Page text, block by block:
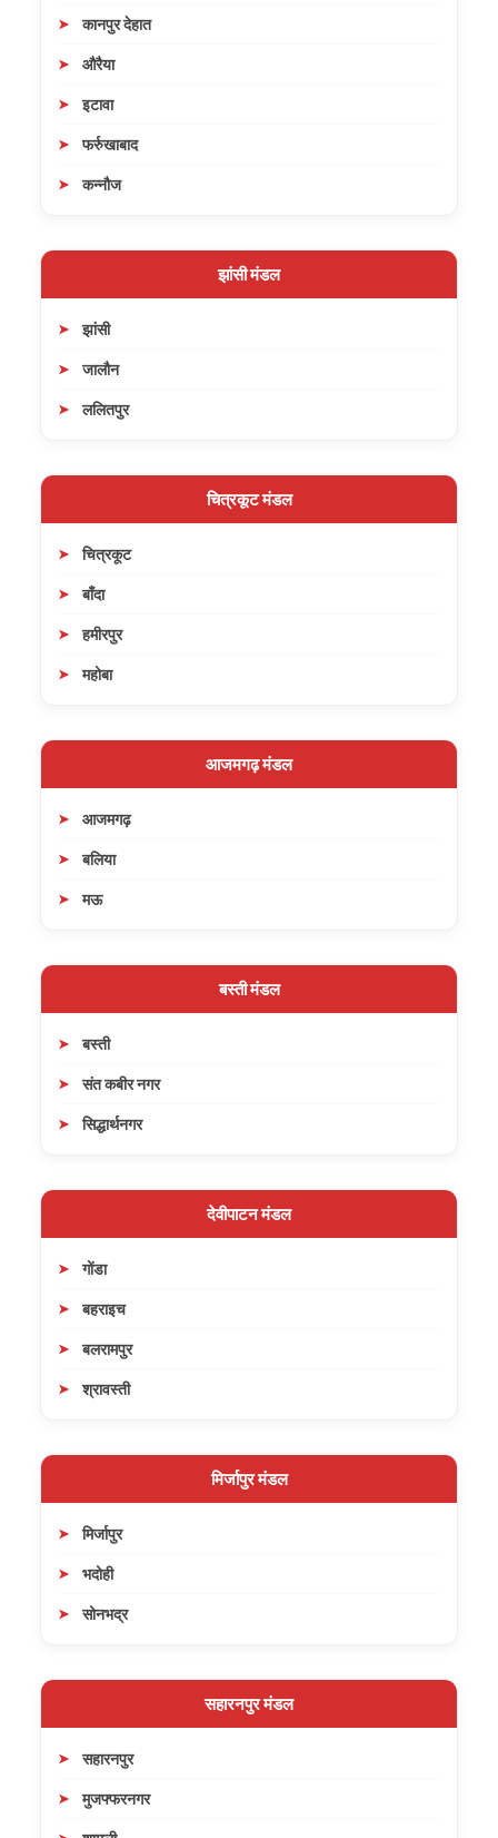
कानपुर देहात
औरैया
इटावा
फर्रुखाबाद
कन्नौज
झांसी मंडल
झांसी
जालौन
ललितपुर
चित्रकूट मंडल
चित्रकूट
बाँदा
हमीरपुर
महोबा
आजमगढ़ मंडल
आजमगढ़
बलिया
मऊ
बस्ती मंडल
बस्ती
संत कबीर नगर
सिद्धार्थनगर
देवीपाटन मंडल
गोंडा
बहराइच
बलरामपुर
श्रावस्ती
मिर्जापुर मंडल
मिर्जापुर
भदोही
सोनभद्र
सहारनपुर मंडल
सहारनपुर
मुजफ्फरनगर